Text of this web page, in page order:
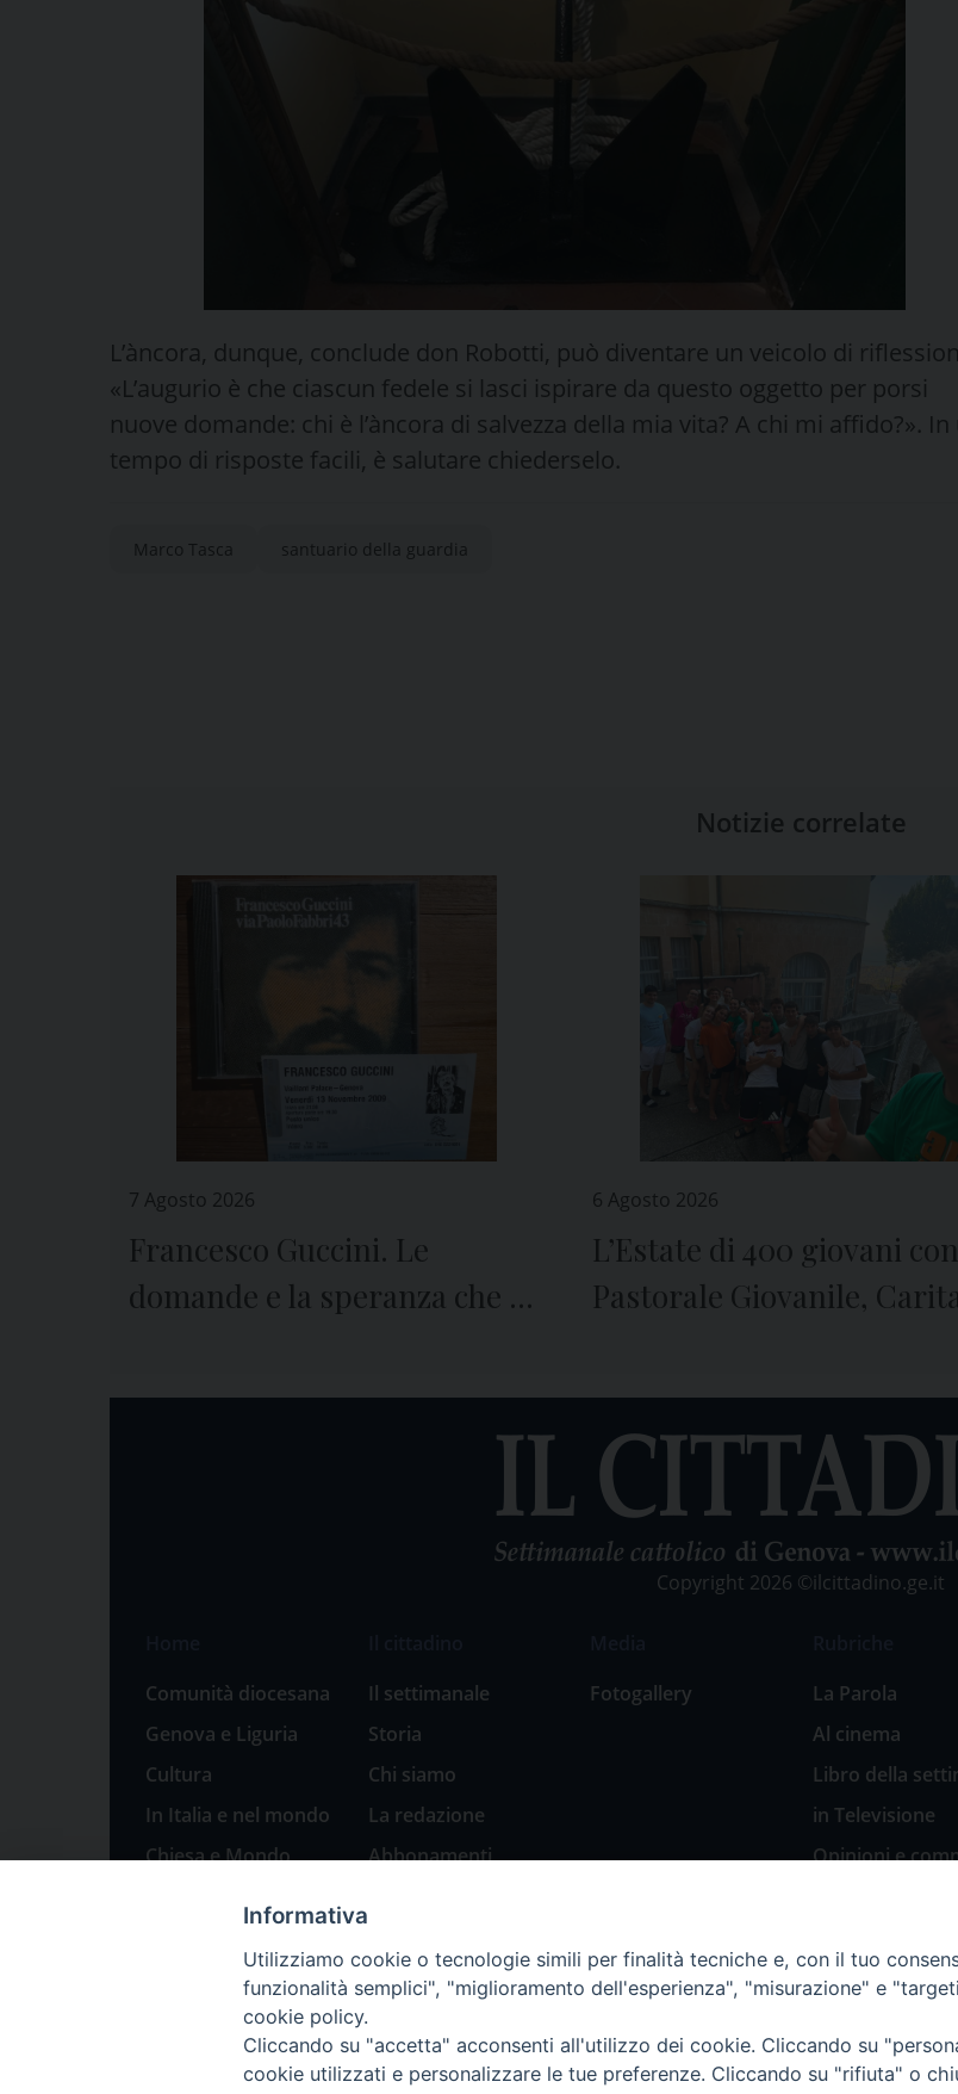
L’àncora, dunque, conclude don Robotti, può diventare un veicolo di
«L’augurio è che ciascun fedele si lasci ispirare da questo oggetto per porsi
nuove domande: chi è l’àncora di salvezza della mia vita? A chi mi affido?». In
tempo di risposte facili, è salutare chiederselo.
Marco Tasca santuario della guardia
Notizie correlate
7 Agosto 2026
Francesco Guccini. Le
domande e la speranza che ci
6 Agosto 2026
L’Estate di 400 giovani con
Pastorale Giovanile,
Copyright 2026 ©ilcittadino.ge.it
Comunità diocesana
Genova e Liguria
Cultura
In Italia e nel mondo
Chiesa e Mondo
Natale 2023: presepi
Il settimanale
Storia
Chi siamo
La redazione
Abbonamenti
Fotogallery
La Parola
Al cinema
Libro della
in Televisione
Opinioni e
Natale 2018:
in Diocesi
Natale 2020:
nella Diocesi di
Informativa
Utilizziamo cookie o tecnologie simili per finalità tecniche e, con il tuo
funzionalità semplici", "miglioramento dell'esperienza", "misurazione" e
cookie policy.
Cliccando su "accetta" acconsenti all'utilizzo dei cookie. Cliccando su
cookie utilizzati e personalizzare le tue preferenze. Cliccando su "rifiuta" o